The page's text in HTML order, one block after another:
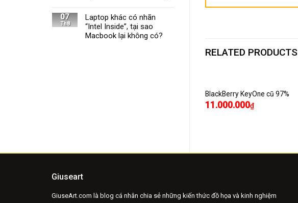
RELATED PRODUCTS
BlackBerry KeyOne cũ 97%
11.000.000₫
07
Th8
Laptop khác có nhãn
“Intel Inside”, tại sao
Macbook lại không có?
Giuseart
GiuseArt.com là blog cá nhân chia sẻ những kiến thức đồ họa và kinh nghiệm